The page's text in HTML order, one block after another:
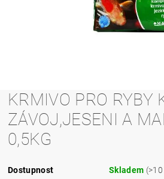
KRMIVO PRO RYBY
ZÁVOJ,JESENI A
0,5KG
Dostupnost Skladem